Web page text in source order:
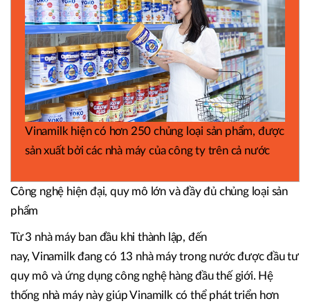
Vinamilk hiện có hơn 250 chủng loại sản phẩm, được
sản xuất bởi các nhà máy của công ty trên cả nước
Công nghệ hiện đại, quy mô lớn và đầy đủ chủng loại sản
phẩm
Từ 3 nhà máy ban đầu khi thành lập, đến
nay, Vinamilk đang có 13 nhà máy trong nước được đầu tư
quy mô và ứng dụng công nghệ hàng đầu thế giới. Hệ
thống nhà máy này giúp Vinamilk có thể phát triển hơn